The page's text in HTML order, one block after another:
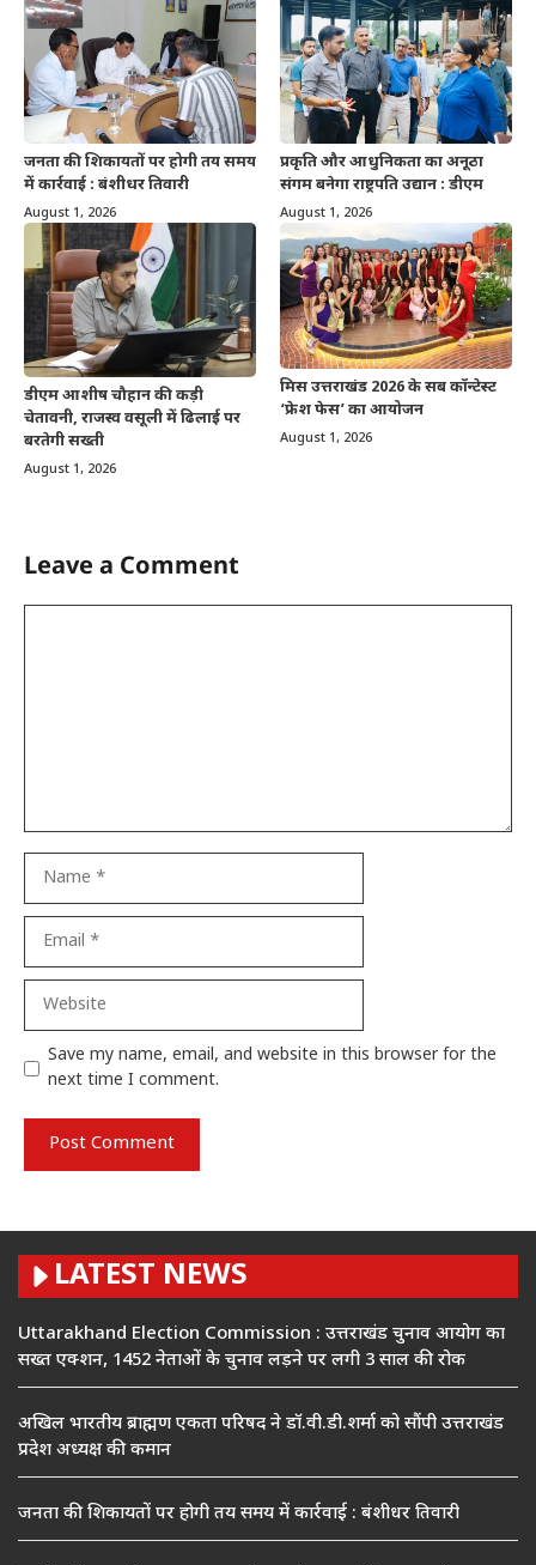
जनता की शिकायतों पर होगी तय समय
में कार्रवाई : बंशीधर तिवारी
August 1, 2026
प्रकृति और आधुनिकता का अनूठा
संगम बनेगा राष्ट्रपति उद्यान : डीएम
August 1, 2026
डीएम आशीष चौहान की कड़ी
चेतावनी, राजस्व वसूली में ढिलाई पर
बरतेगी सख्ती
August 1, 2026
मिस उत्तराखंड 2026 के सब कॉन्टेस्ट
‘फ्रेश फेस’ का आयोजन
August 1, 2026
Leave a Comment
Website
Save my name, email, and website in this browser for the
next time I comment.
LATEST NEWS
Uttarakhand Election Commission : उत्तराखंड चुनाव आयोग का
सख्त एक्शन, 1452 नेताओं के चुनाव लड़ने पर लगी 3 साल की रोक
अखिल भारतीय ब्राह्मण एकता परिषद ने डॉ.वी.डी.शर्मा को सौंपी उत्तराखंड
प्रदेश अध्यक्ष की कमान
जनता की शिकायतों पर होगी तय समय में कार्रवाई : बंशीधर तिवारी